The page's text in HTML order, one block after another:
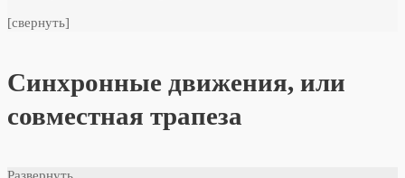
[свернуть]
Синхронные движения, или
совместная трапеза